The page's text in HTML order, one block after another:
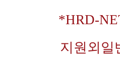
*HRD-
지원외일